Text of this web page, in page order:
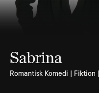
Sabrina
Romantisk Komedi | Fiktion